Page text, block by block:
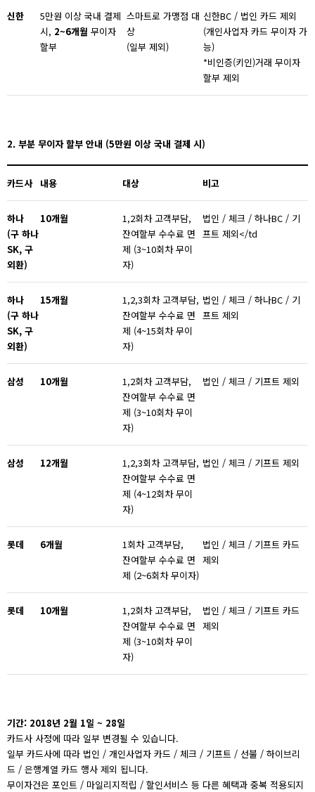
신한
5만원 이상 국내 결제
시, 2~6개월 무이자
할부
스마트로 가맹점 대
상
(일부 제외)
신한BC / 법인 카드 제외
(개인사업자 카드 무이자 가
능)
*비인증(키인)거래 무이자
할부 제외
2. 부분 무이자 할부 안내 (5만원 이상 국내 결제 시)
카드사 내용 대상 비고
하나
(구 하나
SK, 구
외환)
10개월
1,2회차 고객부담,
잔여할부 수수료 면
제 (3~10회차 무이
자)
법인 / 체크 / 하나BC / 기
프트 제외</td
하나
(구 하나
SK, 구
외환)
15개월
1,2,3회차 고객부담,
잔여할부 수수료 면
제 (4~15회차 무이
자)
법인 / 체크 / 하나BC / 기
프트 제외
삼성 10개월
1,2회차 고객부담,
잔여할부 수수료 면
제 (3~10회차 무이
자)
법인 / 체크 / 기프트 제외
삼성 12개월
1,2,3회차 고객부담,
잔여할부 수수료 면
제 (4~12회차 무이
자)
법인 / 체크 / 기프트 제외
롯데 6개월
1회차 고객부담,
잔여할부 수수료 면
제 (2~6회차 무이자)
법인 / 체크 / 기프트 카드
제외
롯데 10개월
1,2회차 고객부담,
잔여할부 수수료 면
제 (3~10회차 무이
자)
법인 / 체크 / 기프트 카드
제외
기간: 2018년 2월 1일 ~ 28일
카드사 사정에 따라 일부 변경될 수 있습니다.
일부 카드사에 따라 법인 / 개인사업자 카드 / 체크 / 기프트 / 선불 / 하이브리
드 / 은행계열 카드 행사 제외 됩니다.
무이자건은 포인트 / 마일리지적립 / 할인서비스 등 다른 혜택과 중복 적용되지